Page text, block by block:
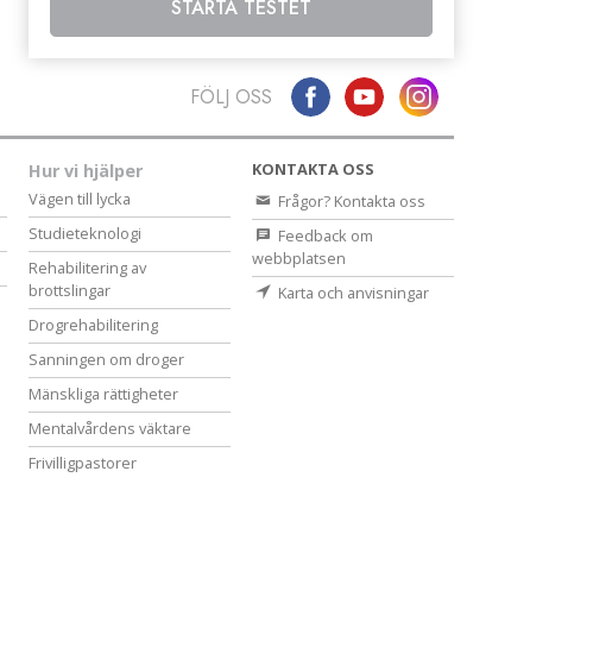
STARTA TESTET
FÖLJ OSS
Hur vi hjälper
Vägen till lycka
Studieteknologi
Rehabilitering av
brottslingar
Drogrehabilitering
Sanningen om droger
Mänskliga rättigheter
Mentalvårdens väktare
Frivilligpastorer
KONTAKTA OSS
Frågor? Kontakta oss
Feedback om
webbplatsen
Karta och anvisningar